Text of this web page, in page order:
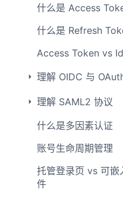
什么是 Access
什么是 Refresh
Access Token vs
理解 OIDC 与
理解 SAML2 协议
什么是多因素认证
账号生命周期管理
托管登录页 vs 可嵌
件